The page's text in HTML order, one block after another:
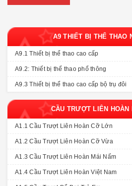
A9 THIẾT BỊ THỂ THAO
A9.1 Thiết bị thể thao cao cấp
A9.2: Thiết bị thể thao phổ thông
A9.3 Thiết bị thể thao cao cấp bộ trụ đôi
CẦU TRƯỢT LIÊN HOÀN
A1.1 Cầu Trượt Liên Hoàn Cỡ Lớn
A1.2 Cầu Trượt Liên Hoàn Cỡ Vừa
A1.3 Cầu Trượt Liên Hoàn Mái Nấm
A1.4 Cầu Trượt Liên Hoàn Việt Nam